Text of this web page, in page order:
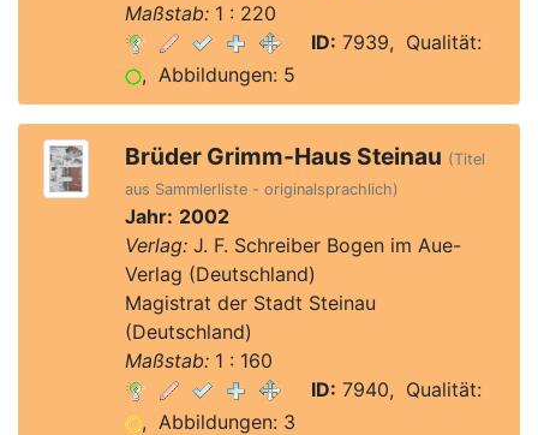
Maßstab:1 : 220
ID: 7939, Qualität:
, Abbildungen: 5
Brüder Grimm-Haus Steinau (Titel
aus Sammlerliste - originalsprachlich)
Jahr: 2002
Verlag:J. F. Schreiber Bogen im Aue-
Verlag (Deutschland)
Magistrat der Stadt Steinau
(Deutschland)
Maßstab:1 : 160
ID: 7940, Qualität:
, Abbildungen: 3